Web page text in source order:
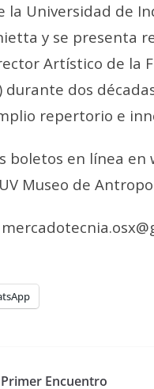
la Universidad de
y se presenta
Artístico de la
durante dos
repertorio e
boletos en línea
Museo de
Encuentro